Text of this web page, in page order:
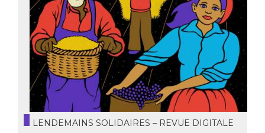
LENDEMAINS SOLIDAIRES – REVUE DIGITALE